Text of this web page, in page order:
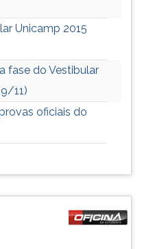
Unicamp 2015
fase do Vestibular
11)
oficiais do